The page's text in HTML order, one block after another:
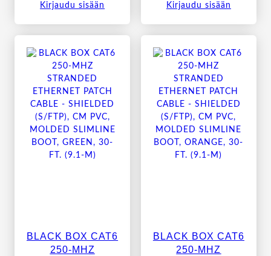
Kirjaudu sisään
Kirjaudu sisään
BLACK BOX CAT6
250-MHZ
BLACK BOX CAT6
250-MHZ